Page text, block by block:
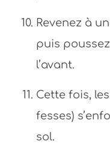
Revenez à
puis
l’avant.
Cette fois,
fesses)
sol.